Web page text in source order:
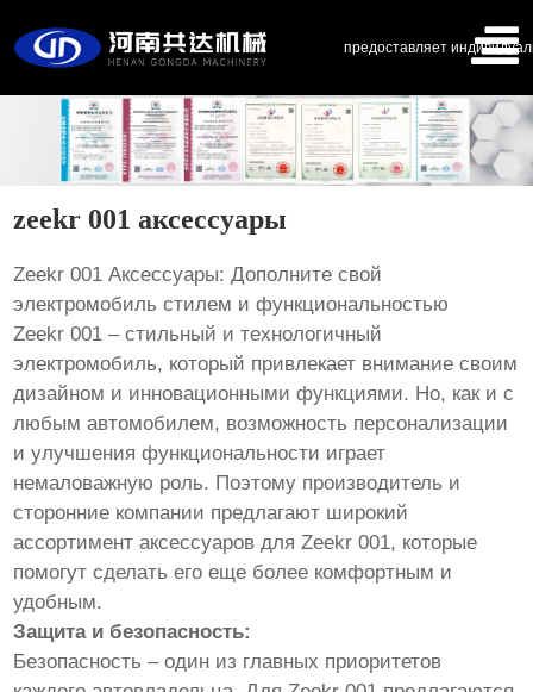
предоставляет
zeekr 001 аксессуары
Zeekr 001 Аксессуары: Дополните свой
электромобиль стилем и функциональностью
Zeekr 001 – стильный и технологичный
электромобиль, который привлекает внимание своим
дизайном и инновационными функциями. Но, как и с
любым автомобилем, возможность персонализации
и улучшения функциональности играет
немаловажную роль. Поэтому производитель и
сторонние компании предлагают широкий
ассортимент аксессуаров для Zeekr 001, которые
помогут сделать его еще более комфортным и
удобным.
Защита и безопасность:
Безопасность – один из главных приоритетов